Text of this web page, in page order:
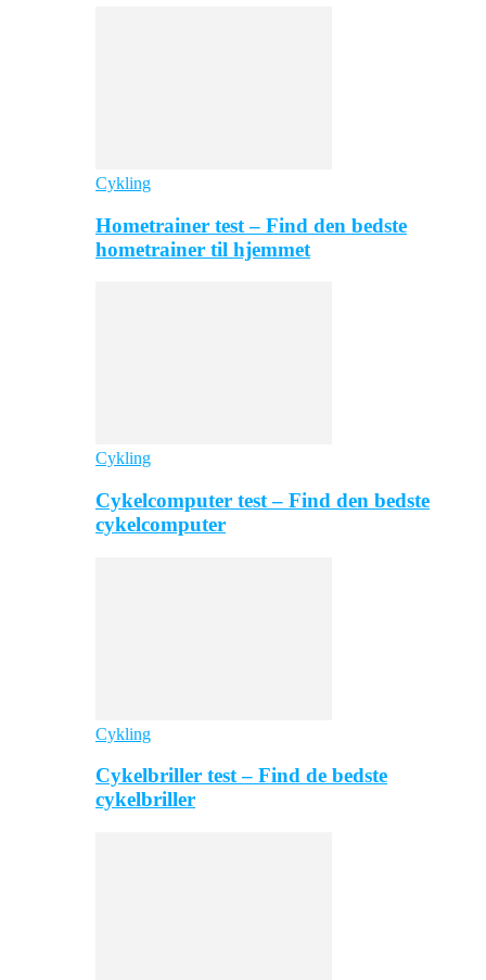
Cykling
Hometrainer test – Find den bedste
hometrainer til hjemmet
Cykling
Cykelcomputer test – Find den bedste
cykelcomputer
Cykling
Cykelbriller test – Find de bedste
cykelbriller